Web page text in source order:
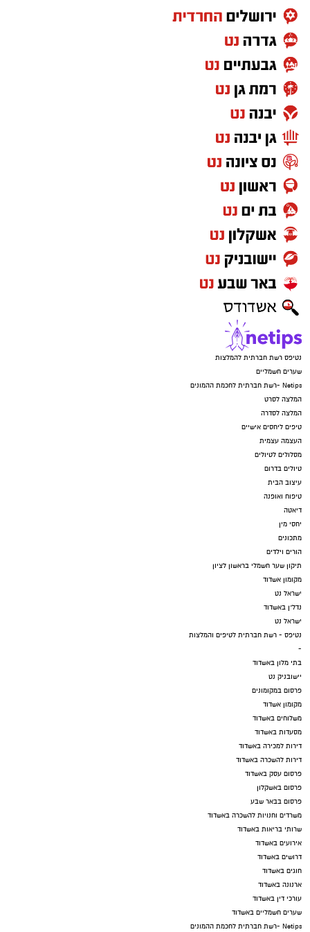
שאפשרה לנבחרת להתמקד במטרה ולהגיע
להישגים המרשימים.
עם שריקת הסיום של משחק האליפות, הקדישו
שחקני הנבחרת והצוות המקצועי את הזכייה
המשולשת לראש העיר,
הספורט,איתן שלום
בן זמרה, והודו להם על התמיכה, הליווי והאמון
לאורך העונה כולה.
יש לכם מידע חשוב שטרם נחשף? צילומים מאירוע
חדשותי? מצאתם טעות בכתבה? נשמח שתשתפו
אותנו
נטיפס רשת חברתית להמלצות
שערים חשמליים
Netips -רשת חברתית לחכמת ההמונים
המלצה לסרט
המלצה לסדרה
טיפים ליחסים אישיים
העצמה עצמית
מסלולים לטיולים
טיולים בדרום
עיצוב הבית
טיפוח ואופנה
דיאטה
יחסי מין
מתכונים
הורים וילדים
תיקון שער חשמלי בראשון לציון
מקומון אשדוד
ישראל נט
נדל"ן באשדוד
ישראל נט
נטיפס - רשת חברתית לטיפים והמלצות
-
בתי מלון באשדוד
יישובניק נט
פרסום במקומונים
מקומון אשדוד
משלוחים באשדוד
מסעדות באשדוד
דירות למכירה באשדוד
דירות להשכרה באשדוד
פרסום עסק באשדוד
פרסום באשקלון
פרסום בבאר שבע
משרדים וחנויות להשכרה באשדוד
שרותי בריאות באשדוד
אירועים באשדוד
דרושים באשדוד
חוגים באשדוד
ארנונה באשדוד
עורכי דין באשדוד
שערים חשמליים באשדוד
Netips -רשת חברתית לחכמת ההמונים